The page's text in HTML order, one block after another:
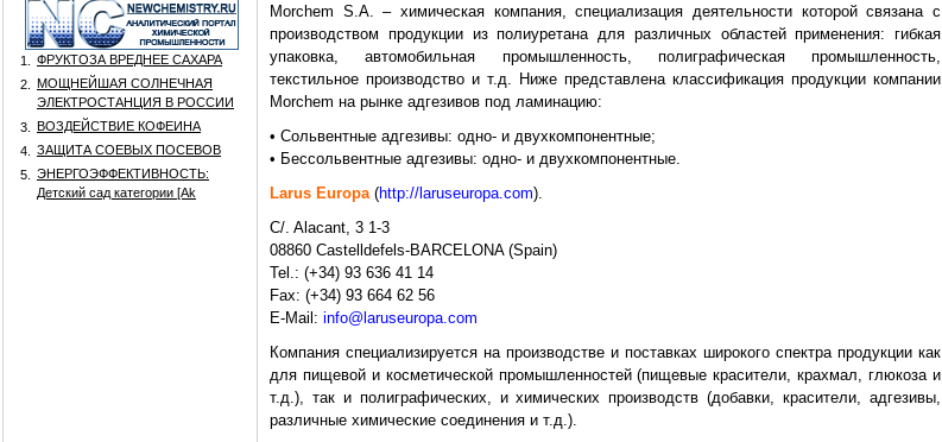
1.
ФРУКТОЗА ВРЕДНЕЕ САХАРА
2.
МОЩНЕЙШАЯ СОЛНЕЧНАЯ
ЭЛЕКТРОСТАНЦИЯ В РОССИИ
3.
ВОЗДЕЙСТВИЕ КОФЕИНА
4.
ЗАЩИТА СОЕВЫХ ПОСЕВОВ
5.
ЭНЕРГОЭФФЕКТИВНОСТЬ:
Детский сад категории [Аk
Morchem S.A. – химическая компания, специализация деятельности которой связана с
производством продукции из полиуретана для различных областей применения: гибкая
упаковка, автомобильная промышленность, полиграфическая промышленность,
текстильное производство и т.д. Ниже представлена классификация продукции компании
Morchem на рынке адгезивов под ламинацию:
• Сольвентные адгезивы: одно- и двухкомпонентные;
• Бессольвентные адгезивы: одно- и двухкомпонентные.
Larus Europa(http://laruseuropa.com).
C/. Alacant, 3 1-3
08860 Castelldefels-BARCELONA (Spain)
Tel.: (+34) 93 636 41 14
Fax: (+34) 93 664 62 56
E-Mail: info@laruseuropa.com
Компания специализируется на производстве и поставках широкого спектра продукции как
для пищевой и косметической промышленностей (пищевые красители, крахмал, глюкоза и
т.д.), так и полиграфических, и химических производств (добавки, красители, адгезивы,
различные химические соединения и т.д.).